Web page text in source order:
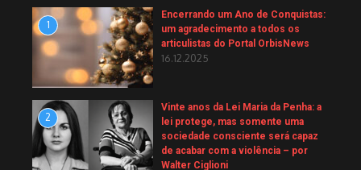
1
Encerrando um Ano de Conquistas:
um agradecimento a todos os
articulistas do Portal OrbisNews
16.12.2025
2
Vinte anos da Lei Maria da Penha: a
lei protege, mas somente uma
sociedade consciente será capaz
de acabar com a violência – por
Walter Ciglioni